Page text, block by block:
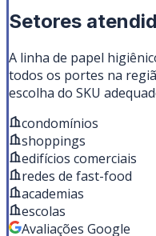
Setores
A linha de papel
todos os portes na
escolha do SKU
condomínios
shoppings
edifícios comerciais
redes de fast-food
academias
escolas
Avaliações Google